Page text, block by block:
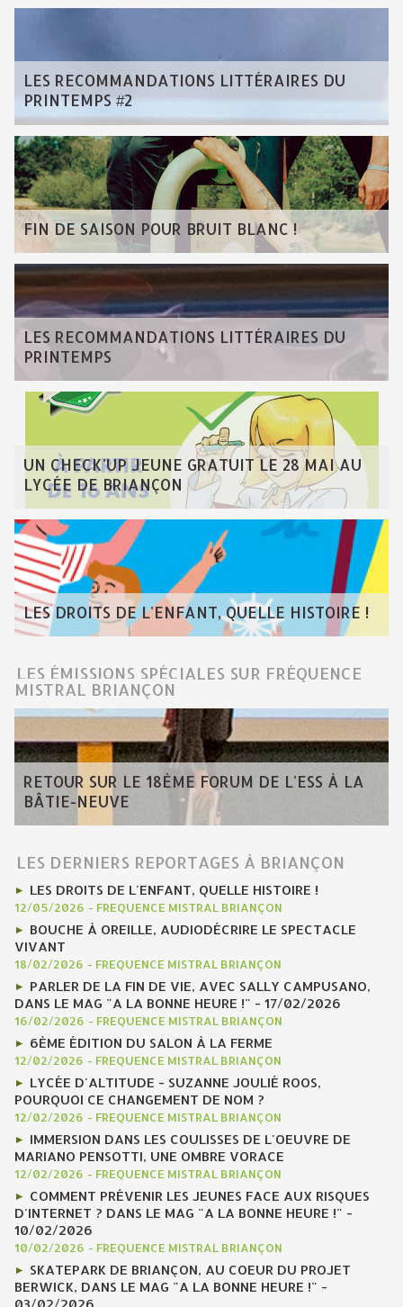
LES RECOMMANDATIONS LITTÉRAIRES DU
PRINTEMPS #2
FIN DE SAISON POUR BRUIT BLANC !
LES RECOMMANDATIONS LITTÉRAIRES DU
PRINTEMPS
UN CHECK'UP JEUNE GRATUIT LE 28 MAI AU
LYCÉE DE BRIANÇON
LES DROITS DE L'ENFANT, QUELLE HISTOIRE !
LES ÉMISSIONS SPÉCIALES SUR FRÉQUENCE
MISTRAL BRIANÇON
RETOUR SUR LE 18ÈME FORUM DE L'ESS À LA
BÂTIE-NEUVE
LES DERNIERS REPORTAGES À BRIANÇON
LES DROITS DE L'ENFANT, QUELLE HISTOIRE !
12/05/2026 - FREQUENCE MISTRAL BRIANÇON
BOUCHE À OREILLE, AUDIODÉCRIRE LE SPECTACLE
VIVANT
18/02/2026 - FREQUENCE MISTRAL BRIANÇON
PARLER DE LA FIN DE VIE, AVEC SALLY CAMPUSANO,
DANS LE MAG "A LA BONNE HEURE !" - 17/02/2026
16/02/2026 - FREQUENCE MISTRAL BRIANÇON
6ÈME ÉDITION DU SALON À LA FERME
12/02/2026 - FREQUENCE MISTRAL BRIANÇON
LYCÉE D'ALTITUDE - SUZANNE JOULIÉ ROOS,
POURQUOI CE CHANGEMENT DE NOM ?
12/02/2026 - FREQUENCE MISTRAL BRIANÇON
IMMERSION DANS LES COULISSES DE L'OEUVRE DE
MARIANO PENSOTTI, UNE OMBRE VORACE
12/02/2026 - FREQUENCE MISTRAL BRIANÇON
COMMENT PRÉVENIR LES JEUNES FACE AUX RISQUES
D'INTERNET ? DANS LE MAG "A LA BONNE HEURE !" -
10/02/2026
10/02/2026 - FREQUENCE MISTRAL BRIANÇON
SKATEPARK DE BRIANÇON, AU COEUR DU PROJET
BERWICK, DANS LE MAG "A LA BONNE HEURE !" -